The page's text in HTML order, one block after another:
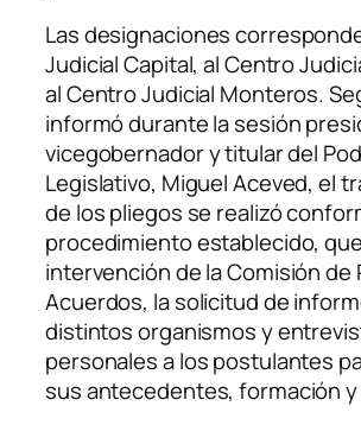
Las designaciones
Judicial Capital, al Centro
al Centro Judicial Monteros.
informó durante la sesión
vicegobernador y titular del
Legislativo, Miguel Aceved, el
de los pliegos se realizó
procedimiento establecido,
intervención de la Comisión de
Acuerdos, la solicitud de
distintos organismos y
personales a los postulantes
sus antecedentes, formación